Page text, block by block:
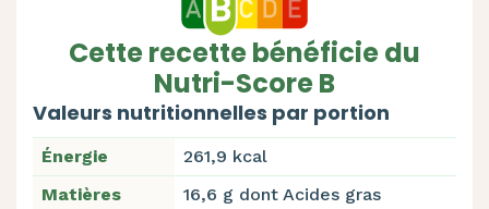
Cette recette bénéficie du
Nutri-Score B
Valeurs nutritionnelles par portion
Énergie
261,9 kcal
Matières
16,6 g dont Acides gras